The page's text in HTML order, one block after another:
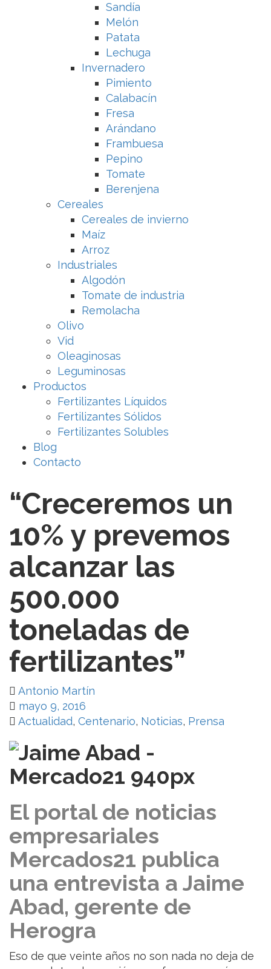
Sandía
Melón
Patata
Lechuga
Invernadero
Pimiento
Calabacín
Fresa
Arándano
Frambuesa
Pepino
Tomate
Berenjena
Cereales
Cereales de invierno
Maíz
Arroz
Industriales
Algodón
Tomate de industria
Remolacha
Olivo
Vid
Oleaginosas
Leguminosas
Productos
Fertilizantes Líquidos
Fertilizantes Sólidos
Fertilizantes Solubles
Blog
Contacto
“Creceremos un
10% y prevemos
alcanzar las
500.000
toneladas de
fertilizantes”
Antonio Martín
mayo 9, 2016
Actualidad, Centenario, Noticias, Prensa
El portal de noticias
empresariales
Mercados21 publica
una entrevista a Jaime
Abad, gerente de
Herogra
Eso de que veinte años no son nada no deja de